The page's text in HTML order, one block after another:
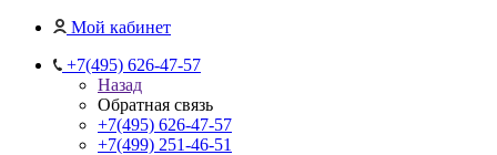
Мой кабинет
+7(495) 626-47-57
Назад
Обратная связь
+7(495) 626-47-57
+7(499) 251-46-51